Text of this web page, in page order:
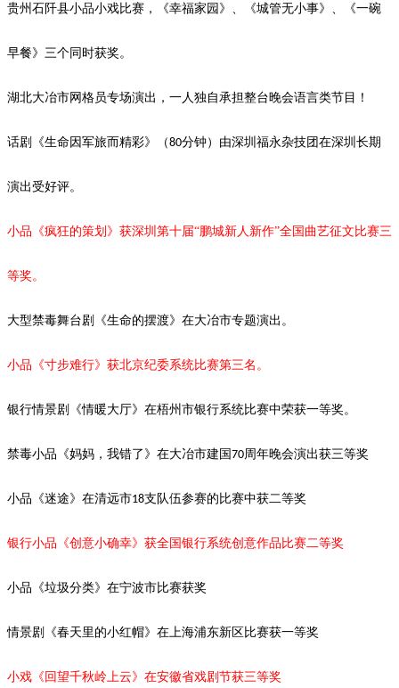
贵州石阡县小品小戏比赛，《幸福家园》、《城管无小事》、《一碗
早餐》三个同时获奖。
湖北大冶市网格员专场演出，一人独自承担整台晚会语言类节目！
话剧《生命因军旅而精彩》（80分钟）由深圳福永杂技团在深圳长期
演出受好评。
小品《疯狂的策划》获深圳第十届“鹏城新人新作”全国曲艺征文比赛三
等奖。
大型禁毒舞台剧《生命的摆渡》 在大冶市专题演出。
小品《寸步难行》获北京纪委系统比赛第三名。
银行情景剧《情暖大厅》在梧州市银行系统比赛中荣获一等奖。
禁毒小品《妈妈，我错了》在大冶市建国70周年晚会演出获三等奖
小品《迷途》在清远市18支队伍参赛的比赛中获二等奖
银行小品《创意小确幸》获全国银行系统创意作品比赛二等奖
小品《垃圾分类》在宁波市比赛获奖
情景剧 《春天里的小红帽》在上海浦东新区比赛获一等奖
小戏《回望千秋岭上云》在安徽省戏剧节获三等奖